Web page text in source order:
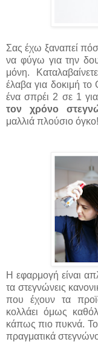
Σας έχω ξαναπεί
να φύγω για την
μόνη.
έλαβα για δοκιμή
ένα σπρέι 2 σε 1
τον χρόνο
μαλλιά πλούσιο όγκο!
Η εφαρμογή είναι
τα στεγνώνεις
που έχουν τα
κολλάει όμως
κάπως πιο πυκνά. To
πραγματικά